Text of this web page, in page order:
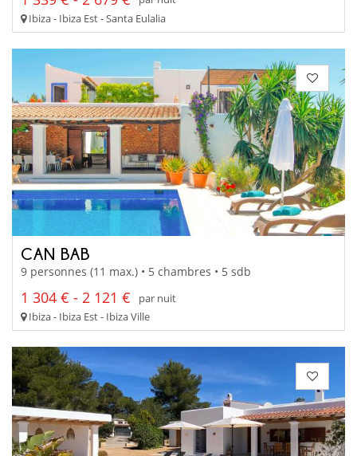
Ibiza - Ibiza Est - Santa Eulalia
CAN BAB
9 personnes (11 max.) • 5 chambres • 5 sdb
1 304 € - 2 121 €
par nuit
Ibiza - Ibiza Est - Ibiza Ville